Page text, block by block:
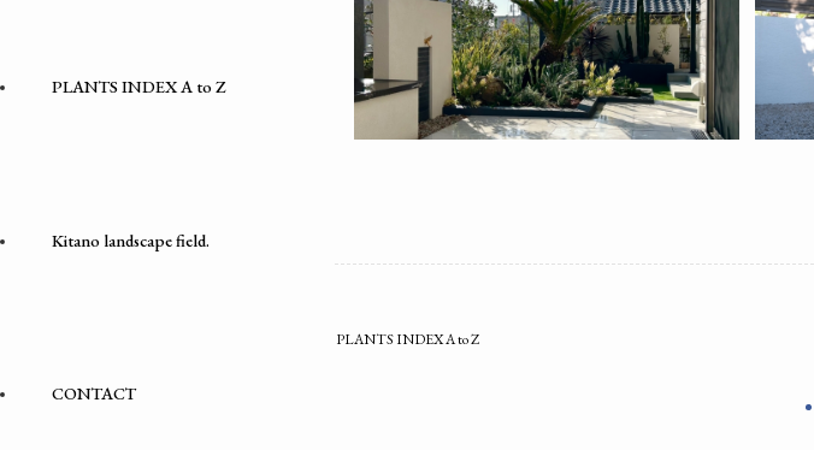
PLANTS INDEX A to Z
Kitano landscape field.
CONTACT
PLANTS INDEX A to Z